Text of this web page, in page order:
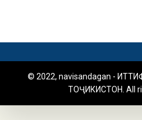
© 2022, navisandagan -
ТОҶИКИСТОН. All